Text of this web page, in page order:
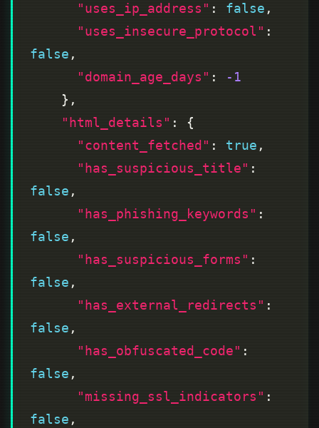
"uses_ip_address" : false
"uses_insecure_protocol"
false
"domain_age_days" :
-1
"html_details"
"content_fetched" : true
"has_suspicious_title"
false
"has_phishing_keywords"
false
"has_suspicious_forms"
false
"has_external_redirects"
false
"has_obfuscated_code"
false
"missing_ssl_indicators"
false